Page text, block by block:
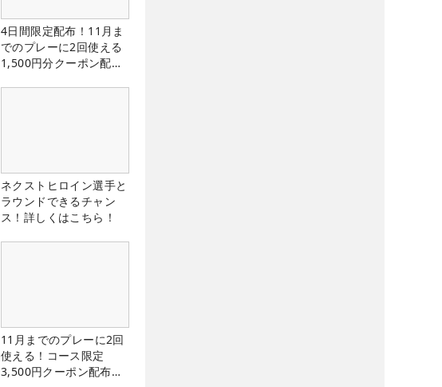
4日間限定配布！11月ま
でのプレーに2回使える
1,500円分クーポン配布
ネクストヒロイン選手と
ラウンドできるチャン
ス！詳しくはこちら！
11月までのプレーに2回
使える！コース限定
3,500円クーポン配布